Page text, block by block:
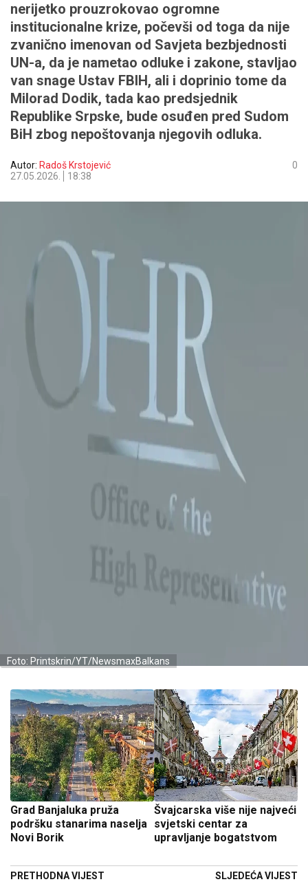
nerijetko prouzrokovao ogromne
institucionalne krize, počevši od toga da nije
zvanično imenovan od Savjeta bezbjednosti
UN-a, da je nametao odluke i zakone, stavljao
van snage Ustav FBIH, ali i doprinio tome da
Milorad Dodik, tada kao predsjednik
Republike Srpske, bude osuđen pred Sudom
BiH zbog nepoštovanja njegovih odluka.
Autor: Radoš Krstojević
27.05.2026.
18:38
0
Foto: Printskrin/YT/NewsmaxBalkans
Grad Banjaluka pruža
podršku stanarima naselja
Novi Borik
PRETHODNA VIJEST
Švajcarska više nije najveći
svjetski centar za
upravljanje bogatstvom
SLJEDEĆA VIJEST